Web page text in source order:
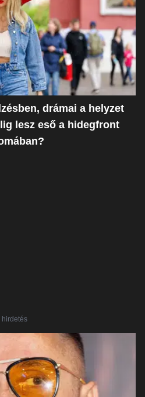
drámai a helyzet
lesz eső a hidegfront
hirdetés